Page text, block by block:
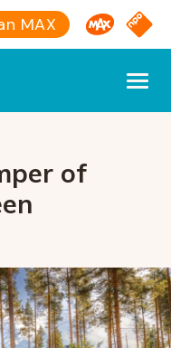
MAX Omroep
NPO
of